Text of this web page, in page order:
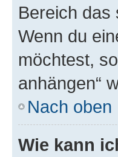
Bereich das
Wenn du
möchtest,
anhängen“
Nach oben
Wie kann